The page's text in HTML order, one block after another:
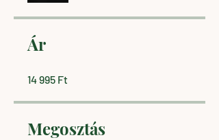
Ár
14 995 Ft
Megosztás